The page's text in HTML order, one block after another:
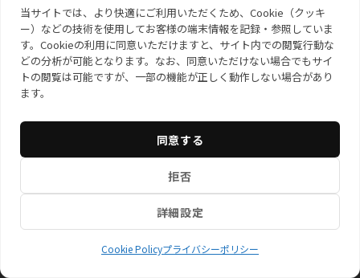
当サイトでは、より快適にご利用いただくため、Cookie（クッキ
ー）などの技術を使用してお客様の端末情報を記録・参照していま
す。Cookieの利用に同意いただけますと、サイト内での閲覧行動な
どの分析が可能となります。なお、同意いただけない場合でもサイ
トの閲覧は可能ですが、一部の機能が正しく動作しない場合があり
ます。
同意する
拒否
詳細設定
Cookie Policyプライバシーポリシー
2025年3月6日
お知らせ サービス一覧
特定商取引法に基づく表記
情報セキュリティ基本方針
要
Cookie Policy (EU)
プライバシーポリシ
ー
Powered byEmanon